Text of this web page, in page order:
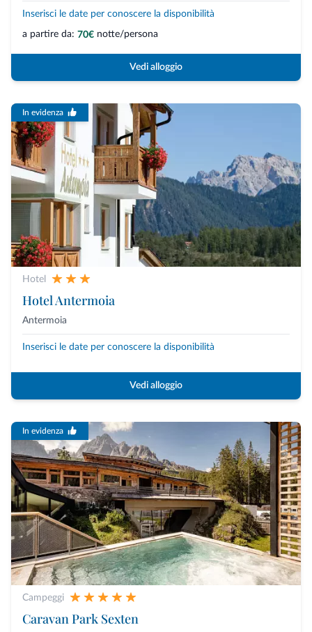
Inserisci le date per conoscere la disponibilità
a partire da: 70€ notte/persona
Vedi alloggio
In evidenza
Hotel
Hotel Antermoia
Antermoia
Inserisci le date per conoscere la disponibilità
Vedi alloggio
In evidenza
Campeggi
Caravan Park Sexten